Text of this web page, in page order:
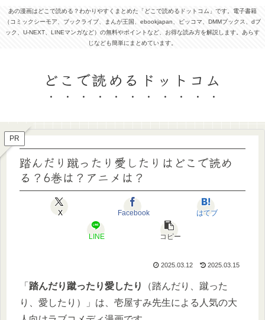
あの漫画はどこで読める？わかりやすくまとめた「どこで読めるドットコム」です。電子書籍
（コミックシーモア、ブックライブ、まんが王国、ebookjapan、ピッコマ、DMMブックス、dブ
ック、U-NEXT、LINEマンガなど）の無料やポイントなど、お得な読み方を解説します。あらす
じなども簡単にまとめています。
どこで読めるドットコム
PR
踏んだり蹴ったり愛したりはどこで読め
る？6巻は？アニメは？
X Facebook はてブ
LINE コピー
2025.03.12 2025.03.15
​「 踏んだり蹴ったり愛したり
（踏んだり、蹴った
り、愛したり）」は、壱屋すみ先生による人気の大